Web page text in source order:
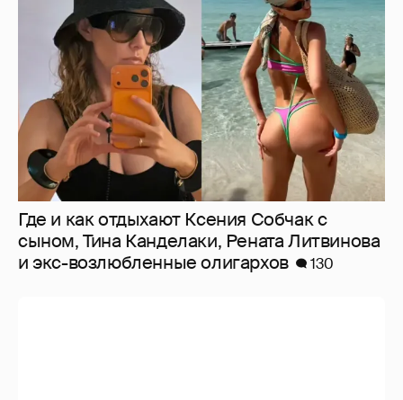
Где и как отдыхают Ксения Собчак с
сыном, Тина Канделаки, Рената Литвинова
и экс-возлюбленные олигархов
130